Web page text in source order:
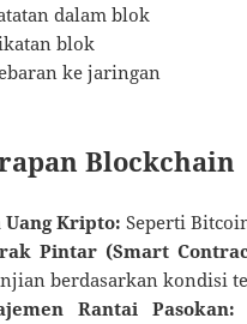
dalam blok
blok
ke jaringan
Blockchain
Uang Kripto: Seperti
Pintar (Smart
berdasarkan kondisi
Rantai Pasokan: